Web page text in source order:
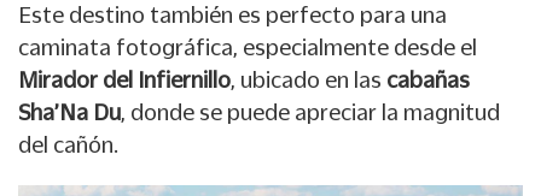
Este destino también es perfecto para una
caminata fotográfica, especialmente desde el
Mirador del Infiernillo , ubicado en las cabañas
Sha’Na Du , donde se puede apreciar la magnitud
del cañón.